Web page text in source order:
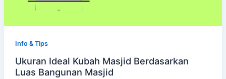
Info & Tips
Ukuran Ideal Kubah Masjid Berdasarkan
Luas Bangunan Masjid